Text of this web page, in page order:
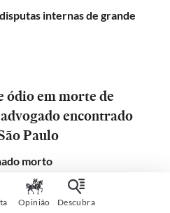
internas de grande
ódio em morte de
encontrado
Paulo
morto
Opinião Descubra